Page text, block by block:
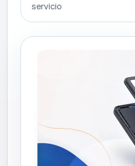
servicio